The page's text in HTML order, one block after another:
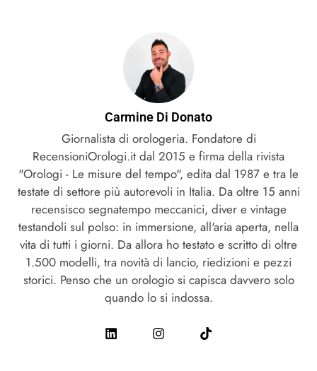
Carmine Di Donato
Giornalista di orologeria. Fondatore di
RecensioniOrologi.it dal 2015 e firma della rivista
"Orologi - Le misure del tempo", edita dal 1987 e tra le
testate di settore più autorevoli in Italia. Da oltre 15 anni
recensisco segnatempo meccanici, diver e vintage
testandoli sul polso: in immersione, all'aria aperta, nella
vita di tutti i giorni. Da allora ho testato e scritto di oltre
1.500 modelli, tra novità di lancio, riedizioni e pezzi
storici. Penso che un orologio si capisca davvero solo
quando lo si indossa.